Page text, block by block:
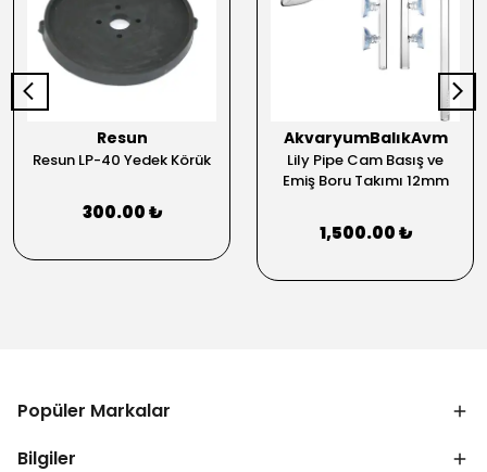
Resun
Resun LP-40 Yedek Körük
300.00 ₺
AkvaryumBalıkAvm
Lily Pipe Cam Basış ve
Emiş Boru Takımı 12mm
1,500.00 ₺
Popüler Markalar
Bilgiler